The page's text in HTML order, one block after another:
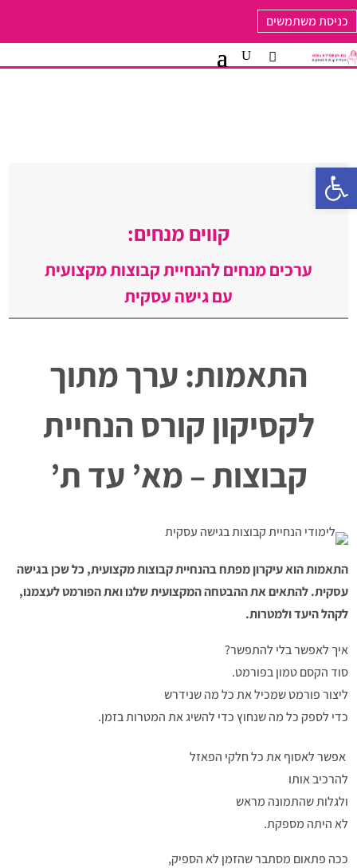
פתח סרגל נגישות
כניסת משתמשים
קווים מנחים:
ערכים מנחים להנחיית קבוצות מקצועית
עם גישה עסקית
התאמות: ערך מתוך
לקסיקון קורס הנחיית
קבוצות – מא’ עד ת’
התאמות הוא עיקרון מפתח בהנחיית קבוצות מקצועית, כל שכן בגישה
עסקית. להתאים את ההבטחה המקצועית שלנו ואת הפורמט לעצמנו,
לקהל היעד ולמטרות.
איך לאפשר בלי להתפשר?
סוד הקסם טמון בפורמט.
ליצור פורמט שמכיל את כל מה שנידרש
כדי לספק כל מה שנחוץ כדי להשיג את המטרות בזמן.
אפשר לאסוף את כל חלקי הפאזל
להרכיב אותו
ולגלות שהתמונה מראש
לא היתה מספקת.
ככה פתאום מסתבר שהזמן לא הספיק,